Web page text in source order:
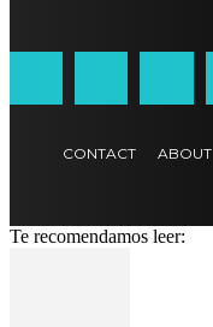
CONTACT ABOUT
Te recomendamos leer: